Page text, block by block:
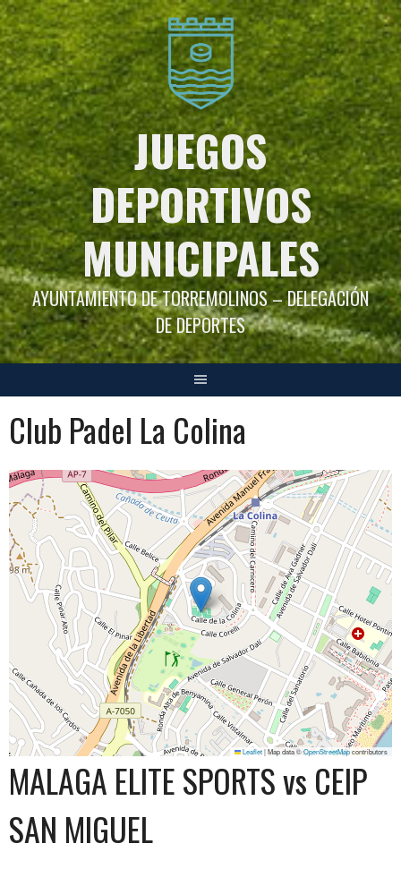
Saltar
al
contenido
JUEGOS
DEPORTIVOS
MUNICIPALES
AYUNTAMIENTO DE TORREMOLINOS – DELEGACIÓN
DE DEPORTES
Club Padel La Colina
Leaflet|Map data ©OpenStreetMapcontributors
MALAGA ELITE SPORTS vs CEIP
SAN MIGUEL